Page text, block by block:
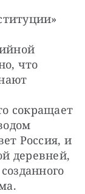
что
сокращает
Россия, и
деревней,